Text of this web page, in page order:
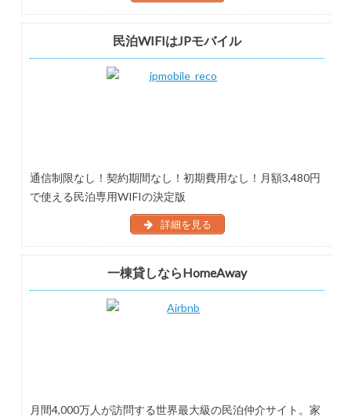
民泊WIFIはJPモバイル
通信制限なし！契約期間なし！初期費用なし！月額3,480円
で使える民泊専用WIFIの決定版
詳細を見る
一棟貸しならHomeAway
月間4,000万人が訪問する世界最大級の民泊仲介サイト。家